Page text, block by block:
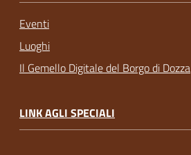
Eventi
Luoghi
Il Gemello Digitale del Borgo di Dozza
LINK AGLI SPECIALI